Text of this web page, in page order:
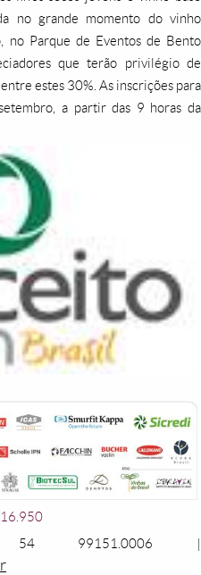
no grande momento do vinho
no Parque de Eventos de Bento
que terão privilégio de
estes 30%. As inscrições para
a partir das 9 horas da
16.950
99151.0006 |